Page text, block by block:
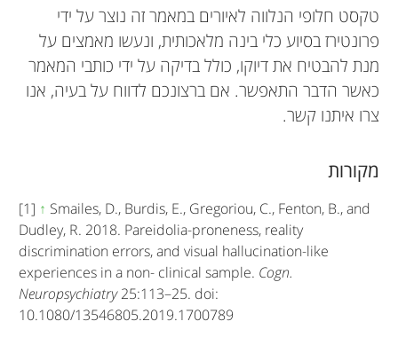
טקסט חלופי הנלווה לאיורים במאמר זה נוצר על ידי
פרונטירז בסיוע כלי בינה מלאכותית, ונעשו מאמצים על
מנת להבטיח את דיוקו, כולל בדיקה על ידי כותבי המאמר
כאשר הדבר התאפשר. אם ברצונכם לדווח על בעיה, אנו
צרו איתנו קשר.
מקורות
[1] ↑ Smailes, D., Burdis, E., Gregoriou, C., Fenton, B., and
Dudley, R. 2018. Pareidolia-proneness, reality
discrimination errors, and visual hallucination-like
experiences in a non- clinical sample.Cogn.
Neuropsychiatry25:113–25. doi:
10.1080/13546805.2019.1700789